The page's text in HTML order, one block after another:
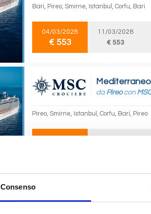
Consenso
Bari, Pireo, Smirne, Istanbul, Corfu, Bari
04/03/2028
€ 553
11/03/2028
€ 553
Mediterraneo
da Pireocon
Pireo, Smirne, Istanbul, Corfu, Bari, Pireo